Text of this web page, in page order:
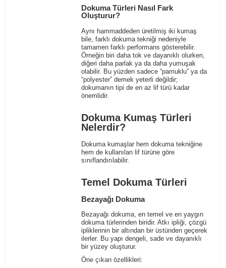
Dokuma Türleri Nasıl Fark
Oluşturur?
Aynı hammaddeden üretilmiş iki kumaş
bile, farklı dokuma tekniği nedeniyle
tamamen farklı performans gösterebilir.
Örneğin biri daha tok ve dayanıklı olurken,
diğeri daha parlak ya da daha yumuşak
olabilir. Bu yüzden sadece “pamuklu” ya da
“polyester” demek yeterli değildir;
dokumanın tipi de en az lif türü kadar
önemlidir.
Dokuma Kumaş Türleri
Nelerdir?
Dokuma kumaşlar hem dokuma tekniğine
hem de kullanılan lif türüne göre
sınıflandırılabilir.
Temel Dokuma Türleri
Bezayağı Dokuma
Bezayağı dokuma, en temel ve en yaygın
dokuma türlerinden biridir. Atkı ipliği, çözgü
ipliklerinin bir altından bir üstünden geçerek
ilerler. Bu yapı dengeli, sade ve dayanıklı
bir yüzey oluşturur.
Öne çıkan özellikleri: